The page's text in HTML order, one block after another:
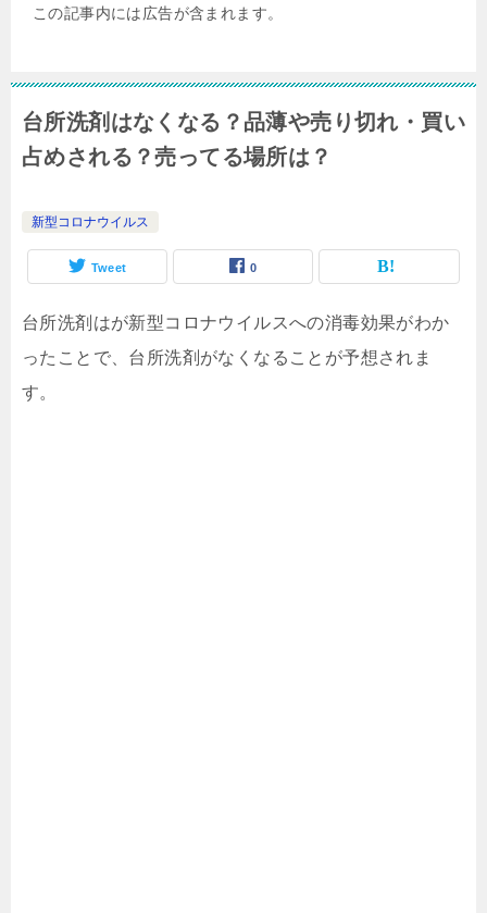
この記事内には広告が含まれます。
台所洗剤はなくなる？品薄や売り切れ・買い
占めされる？売ってる場所は？
新型コロナウイルス
Tweet 0
台所洗剤はが新型コロナウイルスへの消毒効果がわか
ったことで、台所洗剤がなくなることが予想されま
す。